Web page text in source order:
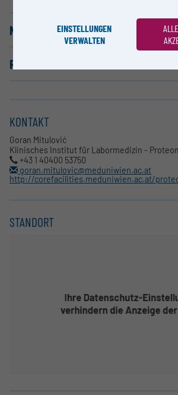
NUTZUNGSBEDINGUNGEN
REFERENZPUBLIKATIONEN
KONTAKT
Goran Mitulović
Klinisches Institut für Labormedizin -
+43 1 40400 53750
goran.mitulovic@meduniwien.ac.at
http://corefacilities.meduniwien.ac.at/
STANDORT
EINSTELLUNGEN
VERWALTEN